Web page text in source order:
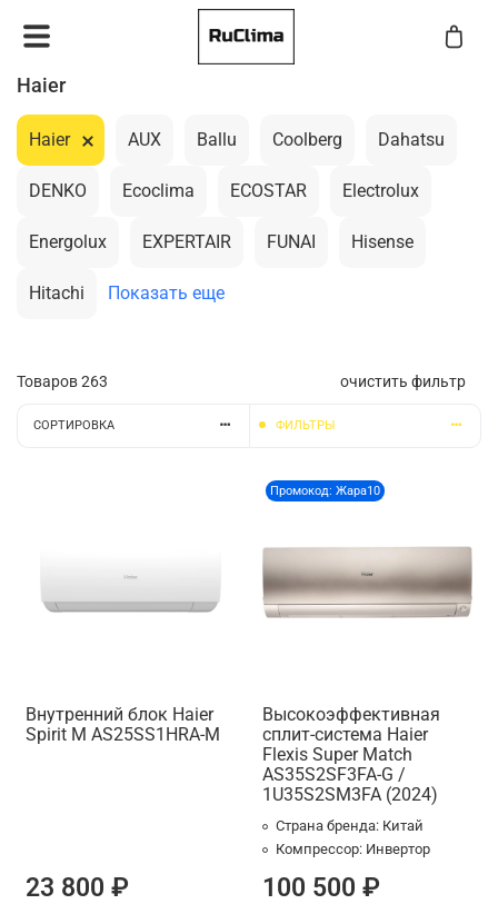
Haier
Haier AUX Ballu Coolberg Dahatsu
DENKO Ecoclima ECOSTAR Electrolux
Energolux EXPERTAIR FUNAI Hisense
Hitachi Показать еще
Товаров263 очистить фильтр
СОРТИРОВКА ФИЛЬТРЫ
Внутренний блок Haier
Spirit M AS25SS1HRA-M
23 800 ₽
Промокод: Жара10
Высокоэффективная
сплит-система Haier
Flexis Super Match
AS35S2SF3FA-G /
1U35S2SM3FA (2024)
Страна бренда: Китай
Компрессор: Инвертор
100 500 ₽